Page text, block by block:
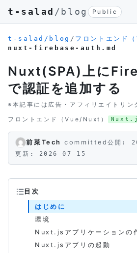
t-salad /blog Public
t-salad/blog / フロントエンド
nuxt-firebase-auth.md
Nuxt(SPA)上に
で認証を追加する
※本記事には広告・アフィリエイトリン
フロントエンド（Vue/Nuxt）
前菜Tech committed公開:
更新: 2026-07-15
目次
はじめに
環境
Nuxt.jsアプリケーションの
Nuxt.jsアプリの起動